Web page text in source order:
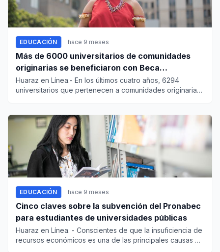
EDUCACIÓN hace 9 meses
Más de 6000 universitarios de comunidades
originarias se beneficiaron con Beca
Permanencia
Huaraz en Línea.- En los últimos cuatro años, 6294
universitarios que pertenecen a comunidades originarias
EDUCACIÓN hace 9 meses
Cinco claves sobre la subvención del Pronabec
para estudiantes de universidades públicas
Huaraz en Línea. - Conscientes de que la insuficiencia de
recursos económicos es una de las principales causas de